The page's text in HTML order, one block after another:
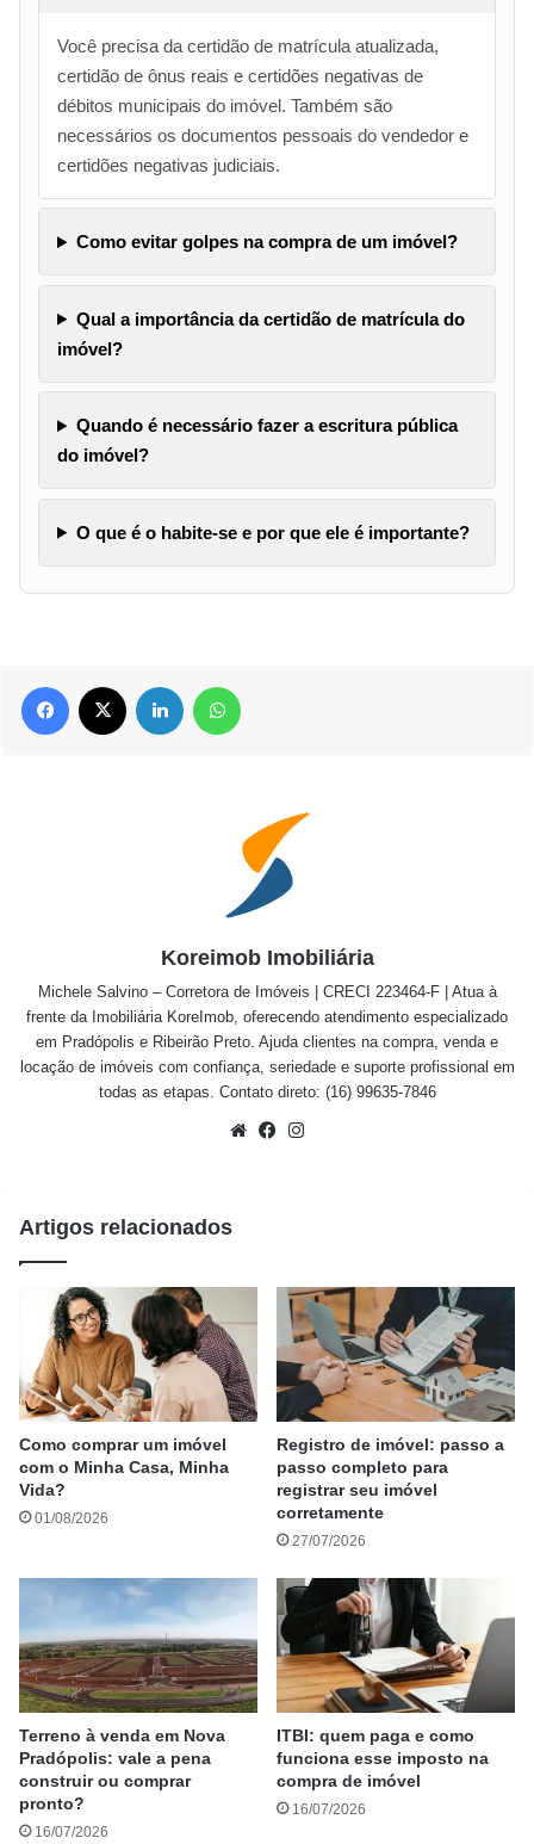
Você precisa da certidão de matrícula atualizada,
certidão de ônus reais e certidões negativas de
débitos municipais do imóvel. Também são
necessários os documentos pessoais do vendedor e
certidões negativas judiciais.
Como evitar golpes na compra de um imóvel?
Qual a importância da certidão de matrícula do
imóvel?
Quando é necessário fazer a escritura pública
do imóvel?
O que é o habite-se e por que ele é importante?
Facebook Linkedin
Koreimob Imobiliária
Michele Salvino – Corretora de Imóveis | CRECI 223464-F | Atua à
frente da Imobiliária KoreImob, oferecendo atendimento especializado
em Pradópolis e Ribeirão Preto. Ajuda clientes na compra, venda e
locação de imóveis com confiança, seriedade e suporte profissional em
todas as etapas. Contato direto: (16) 99635-7846
WebsiteFacebook
Artigos relacionados
Como comprar um imóvel
com o Minha Casa, Minha
Vida?
01/08/2026
Registro de imóvel: passo a
passo completo para
registrar seu imóvel
corretamente
27/07/2026
Terreno à venda em Nova
Pradópolis: vale a pena
construir ou comprar
pronto?
16/07/2026
ITBI: quem paga e como
funciona esse imposto na
compra de imóvel
16/07/2026